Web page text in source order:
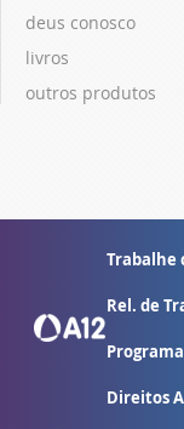
deus conosco
livros
outros produtos
Trabalhe
Rel. de
Direitos